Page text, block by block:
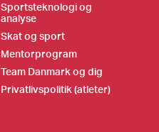
Sportsteknologi og
analyse
Skat og sport
Mentorprogram
Team Danmark og dig
Privatlivspolitik (atleter)